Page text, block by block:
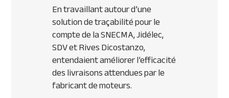
En travaillant autour d’une
solution de traçabilité pour le
compte de laSNECMA, Jidélec,
SDVet Rives Dicostanzo,
entendaient améliorer l’efficacité
des livraisons attendues par le
fabricant de moteurs.